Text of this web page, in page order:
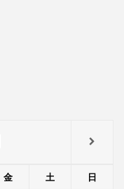
金 土
日